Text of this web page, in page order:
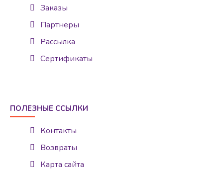
Заказы
Партнеры
Рассылка
Сертификаты
ПОЛЕЗНЫЕ ССЫЛКИ
Контакты
Возвраты
Карта сайта